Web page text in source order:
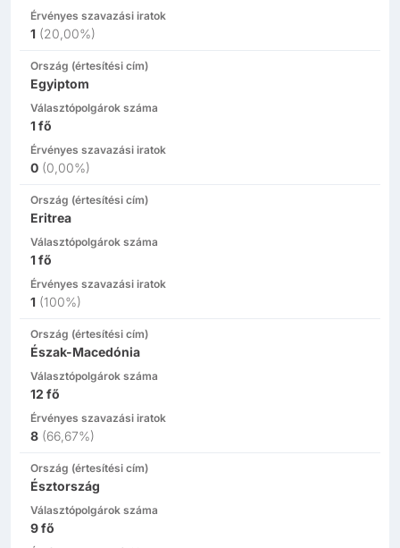
Érvényes szavazási iratok
1 (20,00%)
Ország (értesítési cím)
Egyiptom
Választópolgárok száma
1fő
Érvényes szavazási iratok
0 (0,00%)
Ország (értesítési cím)
Eritrea
Választópolgárok száma
1fő
Érvényes szavazási iratok
1 (100%)
Ország (értesítési cím)
Észak-Macedónia
Választópolgárok száma
12 fő
Érvényes szavazási iratok
8 (66,67%)
Ország (értesítési cím)
Észtország
Választópolgárok száma
9fő